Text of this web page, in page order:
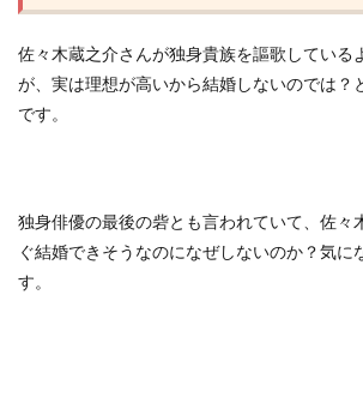
佐々木蔵之介さんが独身貴族を謳歌している
が、実は理想が高いから結婚しないのでは？
です。
独身俳優の最後の砦とも言われていて、佐々
ぐ結婚できそうなのになぜしないのか？気に
す。